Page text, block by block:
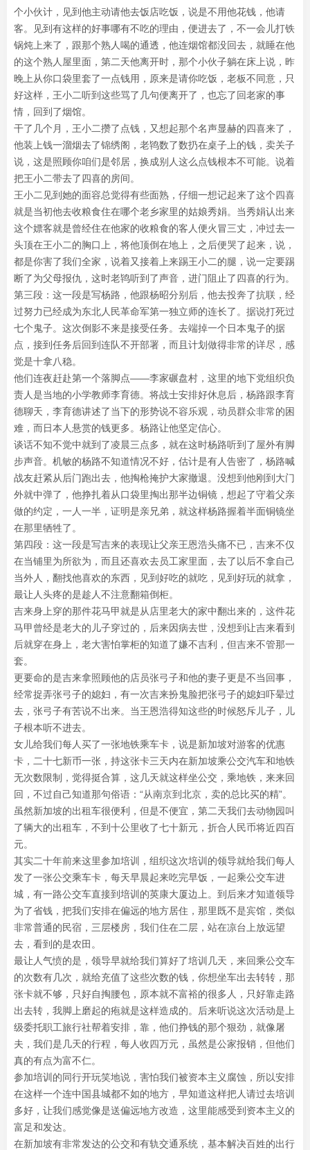
个小伙计，见到他主动请他去饭店吃饭，说是不用他花钱，他请
客。见到有这样的好事哪有不吃的理由，便进去了，不一会儿打铁
锅炖上来了，跟那个熟人喝的通透，他连烟馆都没回去，就睡在他
的这个熟人屋里面，第二天他离开时，那个小伙子躺在床上说，昨
晚上从你口袋里套了一点钱用，原来是请你吃饭，老板不同意，只
好这样，王小二听到这些骂了几句便离开了，也忘了回老家的事
情，回到了烟馆。
干了几个月，王小二攒了点钱，又想起那个名声显赫的四喜来了，
他装上钱一溜烟去了锦绣阁，老鸨数了数扔在桌子上的钱，卖关子
说，这是照顾你咱们是邻居，换成别人这么点钱根本不可能。说着
把王小二带去了四喜的房间。
王小二见到她的面容总觉得有些面熟，仔细一想记起来了这个四喜
就是当初他去收粮食住在哪个老乡家里的姑娘秀娟。当秀娟认出来
这个嫖客就是曾经住在他家的收粮食的客人便火冒三丈，冲过去一
头顶在王小二的胸口上，将他顶倒在地上，之后便哭了起来，说，
都是你害了我们全家，说着又接着上来踢王小二的腿，说一定要踢
断了为父母报仇，这时老鸨听到了声音，进门阻止了四喜的行为。
第三段：这一段是写杨路，他跟杨昭分别后，他去投奔了抗联，经
过努力已经成为东北人民革命军第一独立师的连长了。据说打死过
七个鬼子。这次倒影不来是接受任务。去端掉一个日本鬼子的据
点，接到任务后回到连队不开部署，而且计划做得非常的详尽，感
觉是十拿八稳。
他们连夜赶赴第一个落脚点——李家碾盘村，这里的地下党组织负
责人是当地的小学教师李育德。将战士安排好休息后，杨路跟李育
德聊天，李育德讲述了当下的形势说不容乐观，动员群众非常的困
难，而日本人悬赏的钱更多。杨路让他坚定信心。
谈话不知不觉中就到了凌晨三点多，就在这时杨路听到了屋外有脚
步声音。机敏的杨路不知道情况不好，估计是有人告密了，杨路喊
战友赶紧从后门跑出去，他掏枪掩护大家撤退。没想到他刚到大门
外就中弹了，他挣扎着从口袋里掏出那半边铜镜，想起了守着父亲
做的约定，一人一半，证明是亲兄弟，就这样杨路握着半面铜镜坐
在那里牺牲了。
第四段：这一段是写吉来的表现让父亲王恩浩头痛不已，吉来不仅
在当铺里为所欲为，而且还喜欢去员工家里面，去了以后不拿自己
当外人，翻找他喜欢的东西，见到好吃的就吃，见到好玩的就拿，
最让人头疼的是趁人不注意翻箱倒柜。
吉来身上穿的那件花马甲就是从店里老大的家中翻出来的，这件花
马甲曾经是老大的儿子穿过的，后来因病去世，没想到让吉来看到
后就穿在身上，老大害怕掌柜的知道了嫌不吉利，但吉来不管那一
套。
更要命的是吉来拿照顾他的店员张弓子和他的妻子更是不当回事，
经常捉弄张弓子的媳妇，有一次吉来扮鬼脸把张弓子的媳妇吓晕过
去，张弓子有苦说不出来。当王恩浩得知这些的时候怒斥儿子，儿
子根本听不进去。
女儿给我们每人买了一张地铁乘车卡，说是新加坡对游客的优惠
卡，二十七新币一张，持这张卡三天内在新加坡乘公交汽车和地铁
无次数限制，觉得挺合算，这几天就这样坐公交，乘地铁，来来回
回，不过自己知道那句俗语：“从南京到北京，卖的总比买的精”。
虽然新加坡的出租车很便利，但是不便宜，第二天我们去动物园叫
了辆大的出租车，不到十公里收了七十新元，折合人民币将近四百
元。
其实二十年前来这里参加培训，组织这次培训的领导就给我们每人
发了一张公交乘车卡，每天早晨起来吃完早饭，一起乘公交车进
城，有一路公交车直接到培训的英康大厦边上。到后来才知道领导
为了省钱，把我们安排在偏远的地方居住，那里既不是宾馆，类似
非常普通的民宿，三层楼房，我们住在二层，站在凉台上放远望
去，看到的是农田。
最让人气愤的是，领导早就给我们算好了培训几天，来回乘公交车
的次数有几次，就给充值了这些次数的钱，你想坐车出去转转，那
张卡就不够，只好自掏腰包，原本就不富裕的很多人，只好靠走路
出去转，我脚上磨起的疱就是这样造成的。后来听说这次活动是上
级委托职工旅行社帮着安排，靠，他们挣钱的那个狠劲，就像屠
夫，我们是几天的行程，每人收四万元，虽然是公家报销，但他们
真的有点为富不仁。
参加培训的同行开玩笑地说，害怕我们被资本主义腐蚀，所以安排
在这样一个连中国县城都不如的地方，早知道这样把人请过去培训
多好，让我们感觉像是送偏远地方改造，这里能感受到资本主义的
富足和发达。
在新加坡有非常发达的公交和有轨交通系统，基本解决百姓的出行